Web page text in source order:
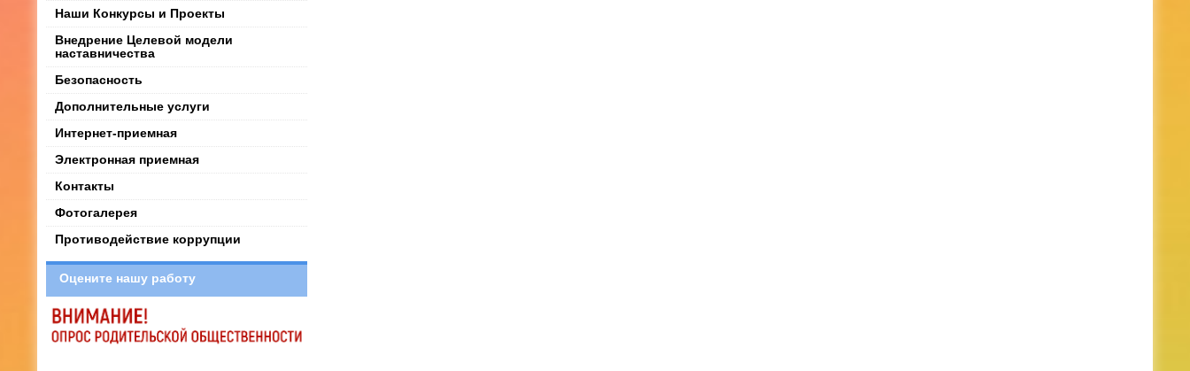
Наши Конкурсы и Проекты
Внедрение Целевой модели
наставничества
Безопасность
Дополнительные услуги
Интернет-приемная
Электронная приемная
Контакты
Фотогалерея
Противодействие коррупции
Оцените нашу работу